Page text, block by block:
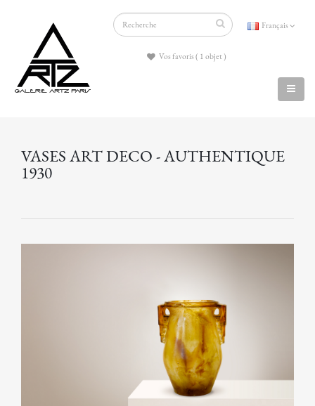
Français
Vos favoris ( 1 objet )
VASES ART DECO - AUTHENTIQUE
1930